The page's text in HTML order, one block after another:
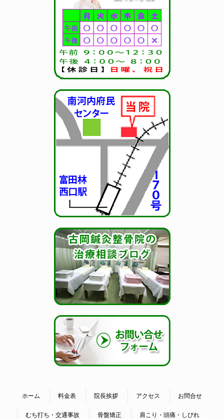
ホーム 料金表 院長挨拶 アクセス お問合せ
むち打ち・交通事故 骨盤矯正 肩こり・頭痛・しびれ